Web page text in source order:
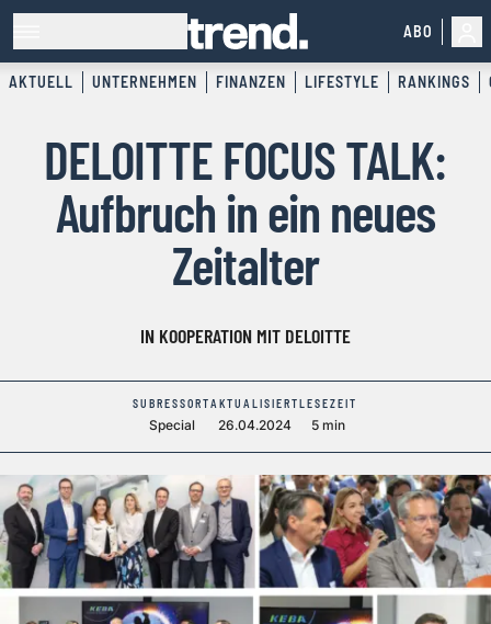
ABO
AKTUELL UNTERNEHMEN FINANZEN LIFESTYLE RANKINGS
DELOITTE FOCUS TALK:
Aufbruch in ein neues
Zeitalter
IN KOOPERATION MIT DELOITTE
SUBRESSORT
Special
AKTUALISIERT
26.04.2024
LESEZEIT
5 min